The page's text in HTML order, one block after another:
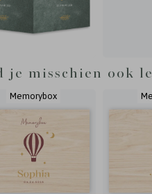
je misschien ook
Memorybox